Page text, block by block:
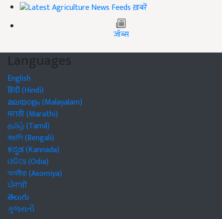
ख़बरें
जॉब्स
Languages
English
हिंदी (Hindi)
മലയാളം (Malayalam)
मराठी (Marathi)
தமிழ் (Tamil)
বাঙালি (Bengali)
ಕನ್ನಡ (Kannada)
ଓଡିଆ (Odia)
অসমীয়া (Asomiya)
ਪੰਜਾਬੀ
తెలుగు
ગુજરાતી